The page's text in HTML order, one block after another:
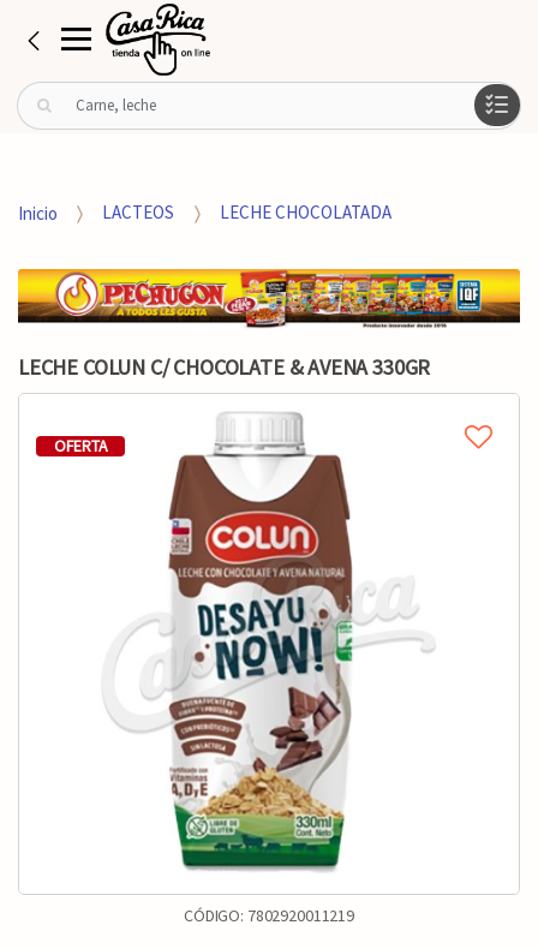
B
u
r
o
r
:
Inicio LACTEOS LECHE CHOCOLATADA
LECHE COLUN C/ CHOCOLATE & AVENA 330GR
OFERTA
CÓDIGO: 7802920011219